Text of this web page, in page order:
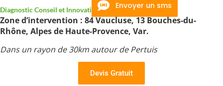
Diagnostic Conseil et Innovation en Immobilier
Zone d’intervention : 84 Vaucluse, 13 Bouches-du-
Rhône, Alpes de Haute-Provence, Var.
Dans un rayon de 30km autour de Pertuis
Devis Gratuit
Envoyer un sms